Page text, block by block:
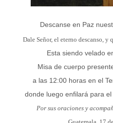
Descanse en Paz
Dale Señor, el eterno descanso, y
Esta siendo velado
Misa de cuerpo
a las 12:00 horas en el
donde luego enfilará para
Por sus oraciones y